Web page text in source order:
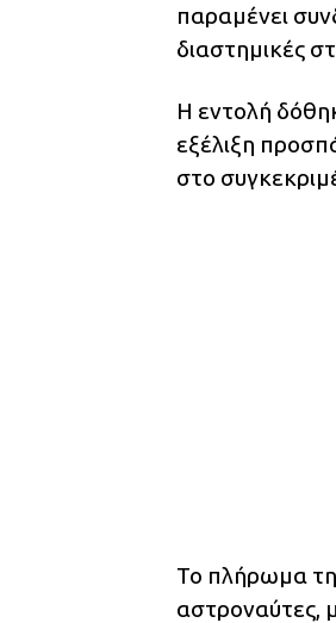
παραμένει
διαστημικές
Η εντολή
εξέλιξη
στο
Το πλήρωμα
αστροναύτες,